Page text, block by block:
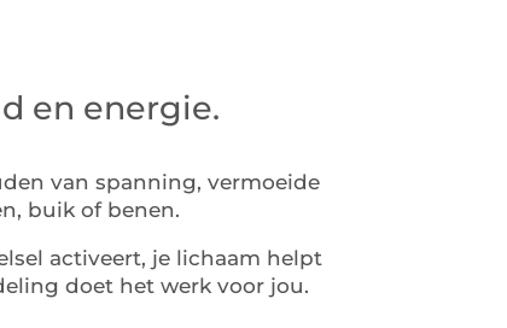
en energie.
van spanning, vermoeide
buik of benen.
activeert, je lichaam helpt
doet het werk voor jou.